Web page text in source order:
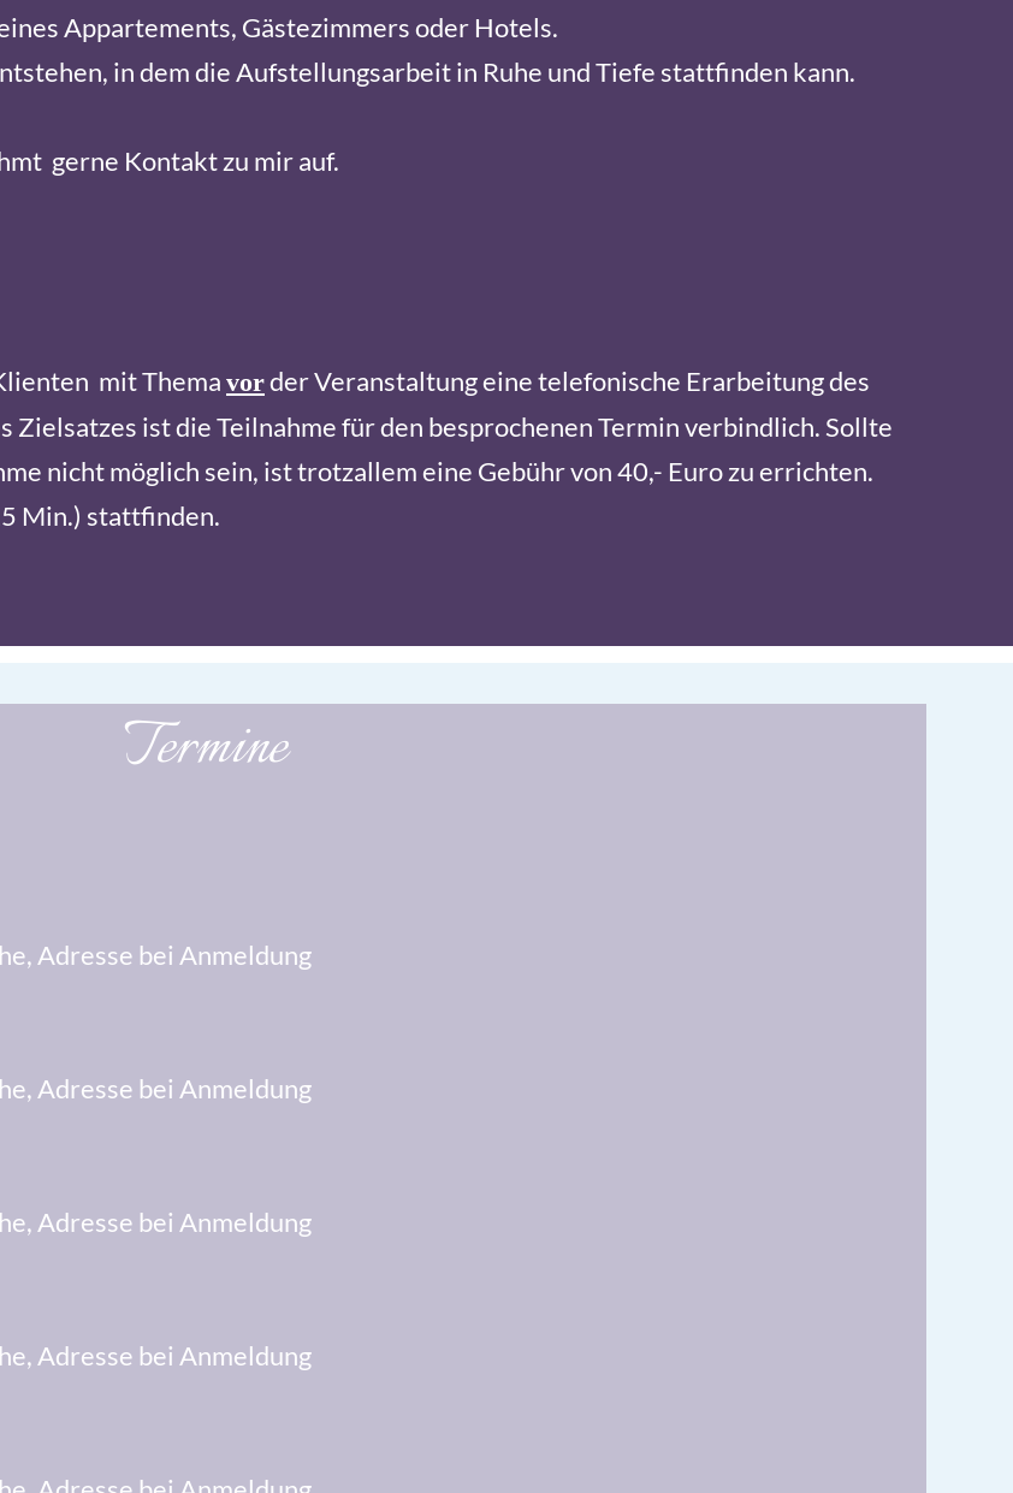
Appartements, Gästezimmers oder Hotels.
in dem die Aufstellungsarbeit in Ruhe und Tiefe stattfinden kann.
gerne Kontakt zu mir auf.
mit Themavorder Veranstaltung eine telefonische Erarbeitung des
Zielsatzes ist die Teilnahme für den besprochenen Termin verbindlich. Sollte
nicht möglich sein, ist trotzallem eine Gebühr von 40,- Euro zu errichten.
Min.) stattfinden.
Termine
Adresse bei Anmeldung
Adresse bei Anmeldung
Adresse bei Anmeldung
Adresse bei Anmeldung